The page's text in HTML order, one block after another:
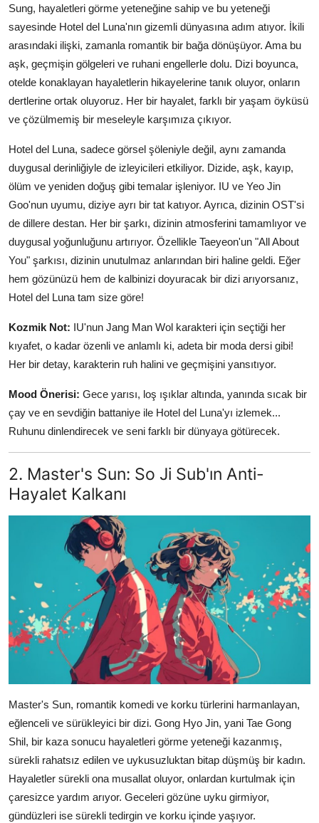
Sung, hayaletleri görme yeteneğine sahip ve bu yeteneği
sayesinde Hotel del Luna'nın gizemli dünyasına adım atıyor. İkili
arasındaki ilişki, zamanla romantik bir bağa dönüşüyor. Ama bu
aşk, geçmişin gölgeleri ve ruhani engellerle dolu. Dizi boyunca,
otelde konaklayan hayaletlerin hikayelerine tanık oluyor, onların
dertlerine ortak oluyoruz. Her bir hayalet, farklı bir yaşam öyküsü
ve çözülmemiş bir meseleyle karşımıza çıkıyor.
Hotel del Luna, sadece görsel şöleniyle değil, aynı zamanda
duygusal derinliğiyle de izleyicileri etkiliyor. Dizide, aşk, kayıp,
ölüm ve yeniden doğuş gibi temalar işleniyor. IU ve Yeo Jin
Goo'nun uyumu, diziye ayrı bir tat katıyor. Ayrıca, dizinin OST'si
de dillere destan. Her bir şarkı, dizinin atmosferini tamamlıyor ve
duygusal yoğunluğunu artırıyor. Özellikle Taeyeon'un "All About
You" şarkısı, dizinin unutulmaz anlarından biri haline geldi. Eğer
hem gözünüzü hem de kalbinizi doyuracak bir dizi arıyorsanız,
Hotel del Luna tam size göre!
Kozmik Not: IU'nun Jang Man Wol karakteri için seçtiği her
kıyafet, o kadar özenli ve anlamlı ki, adeta bir moda dersi gibi!
Her bir detay, karakterin ruh halini ve geçmişini yansıtıyor.
Mood Önerisi: Gece yarısı, loş ışıklar altında, yanında sıcak bir
çay ve en sevdiğin battaniye ile Hotel del Luna'yı izlemek...
Ruhunu dinlendirecek ve seni farklı bir dünyaya götürecek.
2. Master's Sun: So Ji Sub'ın Anti-
Hayalet Kalkanı
Master's Sun, romantik komedi ve korku türlerini harmanlayan,
eğlenceli ve sürükleyici bir dizi. Gong Hyo Jin, yani Tae Gong
Shil, bir kaza sonucu hayaletleri görme yeteneği kazanmış,
sürekli rahatsız edilen ve uykusuzluktan bitap düşmüş bir kadın.
Hayaletler sürekli ona musallat oluyor, onlardan kurtulmak için
çaresizce yardım arıyor. Geceleri gözüne uyku girmiyor,
gündüzleri ise sürekli tedirgin ve korku içinde yaşıyor.